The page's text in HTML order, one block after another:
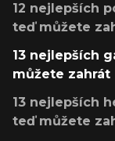
12 nejlepších
teď můžete
13 nejlepších
můžete zahrát
13 nejlepších
teď můžete